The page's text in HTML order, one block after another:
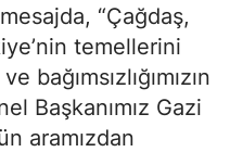
“Çağdaş,
temellerini
bağımsızlığımızın
Başkanımız Gazi
aramızdan